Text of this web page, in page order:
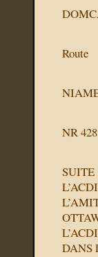
Route
NR 428
DANS